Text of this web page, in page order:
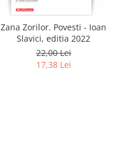
Zana Zorilor. Povesti - Ioan
Slavici, editia 2022
22,00 Lei
17,38 Lei